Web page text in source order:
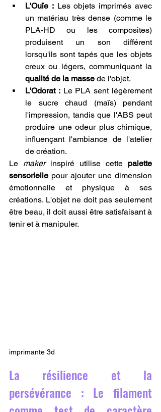
L'Ouïe : Les objets imprimés avec
un matériau très dense (comme le
PLA-HD ou les composites)
produisent un son différent
lorsqu'ils sont tapés que les objets
qualité de la masse de l'objet.
L'Odorat : Le PLA sent légèrement
le sucre chaud (maïs) pendant
l'impression, tandis que l'ABS peut
produire une odeur plus chimique,
influençant l'ambiance de l'atelier
de création.
Le maker inspiré utilise cette palette
sensorielle pour ajouter une dimension
émotionnelle et physique à ses
créations. L'objet ne doit pas seulement
être beau, il doit aussi être satisfaisant à
tenir et à manipuler.
imprimante 3d
La résilience et la
persévérance : Le filament